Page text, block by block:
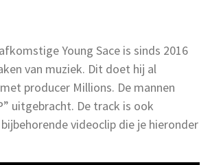
Young Sace is sinds 2016
van muziek. Dit doet hij al
producer Millions. De mannen
uitgebracht. De track is ook
videoclip die je hieronder